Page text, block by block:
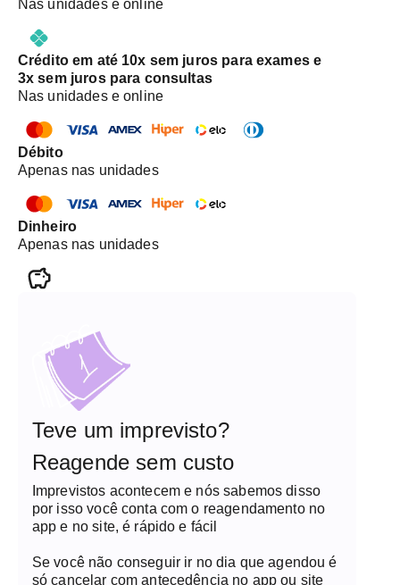
equipamento. Não retiramos o gesso.
Nas unidades e online
Crédito em até 10x sem juros para exames e
3x sem juros para consultas
Nas unidades e online
Débito
Apenas nas unidades
Dinheiro
Apenas nas unidades
Teve um imprevisto?
Reagende sem custo
Imprevistos acontecem e nós sabemos disso
por isso você conta com o reagendamento no
app e no site, é rápido e fácil
Se você não conseguir ir no dia que agendou é
só cancelar com antecedência no app ou site